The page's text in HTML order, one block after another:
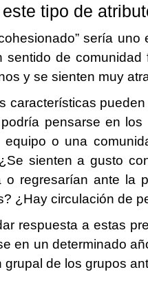
tipo de
sería
sentido de
y se sienten muy
características
podría pensarse en
o una
sienten a gusto
o regresarían ante la
¿Hay circulación de
respuesta a estas
en un determinado
grupal de los grupos